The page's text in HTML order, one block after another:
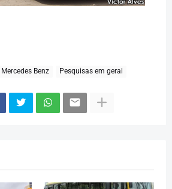
Mercedes Benz Pesquisas em geral